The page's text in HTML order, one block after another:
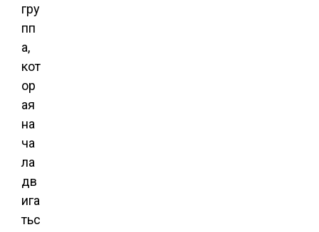
гру
пп
а,
кот
ор
ая
на
ча
ла
дв
ига
тьс